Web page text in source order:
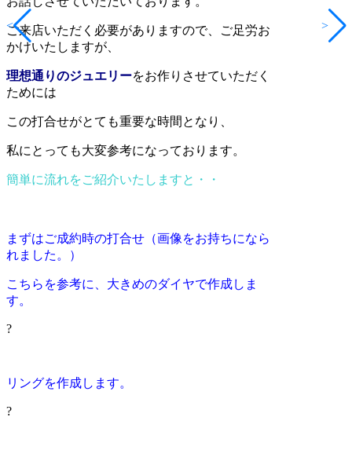
< >
ご来店いただく必要がありますので、ご足労お
かけいたしますが、
理想通りのジュエリーをお作りさせていただく
ためには
この打合せがとても重要な時間となり、
私にとっても大変参考になっております。
簡単に流れをご紹介いたしますと・・
まずはご成約時の打合せ（画像をお持ちになら
れました。）
こちらを参考に、大きめのダイヤで作成しま
す。
?
リングを作成します。
?